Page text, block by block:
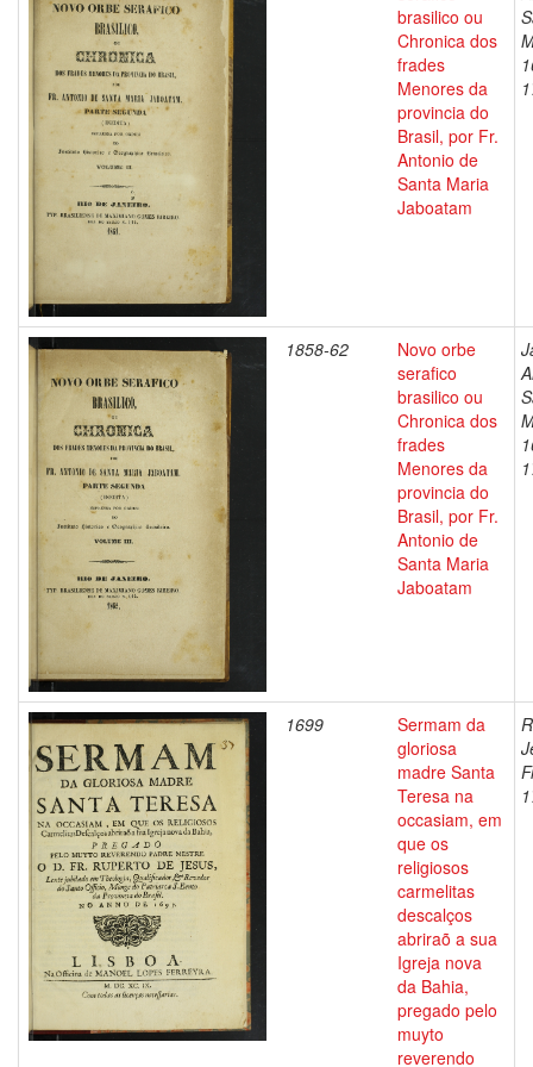
brasilico ou
Chronica dos
frades
Menores da
provincia do
Brasil, por Fr.
Antonio de
Santa Maria
Jaboatam
1858-62
Novo orbe
serafico
brasilico ou
Chronica dos
frades
Menores da
provincia do
Brasil, por Fr.
Antonio de
Santa Maria
Jaboatam
1699
Sermam da
gloriosa
madre Santa
Teresa na
occasiam, em
que os
religiosos
carmelitas
descalços
abriraõ a sua
Igreja nova
da Bahia,
pregado pelo
muyto
reverendo